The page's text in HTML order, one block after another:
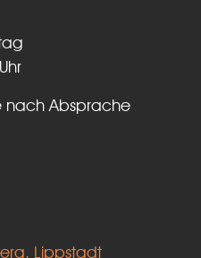
nach Absprache
Lippstadt